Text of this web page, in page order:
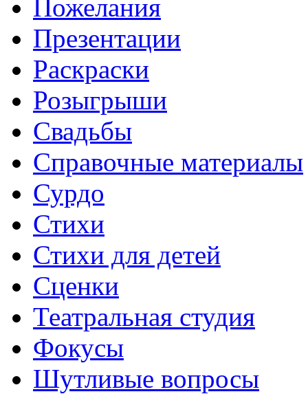
Пожелания
Презентации
Раскраски
Розыгрыши
Свадьбы
Справочные материалы
Сурдо
Стихи
Стихи для детей
Сценки
Театральная студия
Фокусы
Шутливые вопросы